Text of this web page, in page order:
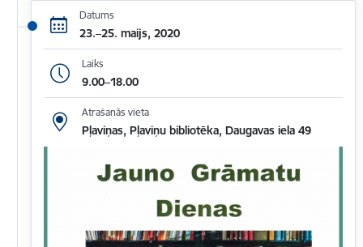
Datums
23.–25. maijs, 2020
Laiks
9.00–18.00
Atrašanās vieta
Pļaviņas, Pļaviņu bibliotēka, Daugavas iela 49